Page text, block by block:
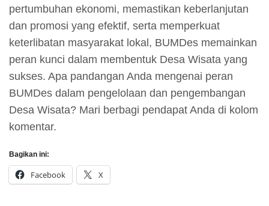
pertumbuhan ekonomi, memastikan keberlanjutan
dan promosi yang efektif, serta memperkuat
keterlibatan masyarakat lokal, BUMDes memainkan
peran kunci dalam membentuk Desa Wisata yang
sukses. Apa pandangan Anda mengenai peran
BUMDes dalam pengelolaan dan pengembangan
Desa Wisata? Mari berbagi pendapat Anda di kolom
komentar.
Bagikan ini:
Facebook X